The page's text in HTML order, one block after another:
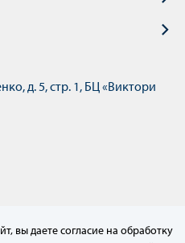
д. 5, стр. 1, БЦ «Виктори
вы даете согласие на обработку